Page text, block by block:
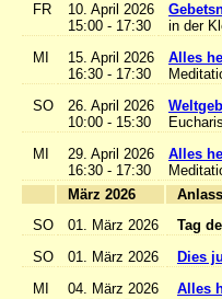
FR
10. April 2026
15:00 - 17:30
in der
MI
15. April 2026
16:30 - 17:30
Alles
SO
26. April 2026
10:00 - 15:30
MI
29. April 2026
16:30 - 17:30
Alles
März 2026
SO
01. März 2026
Tag
SO
01. März 2026
Dies
MI
04. März 2026
Alles